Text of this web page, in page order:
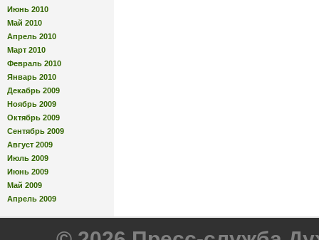
Июнь 2010
Май 2010
Апрель 2010
Март 2010
Февраль 2010
Январь 2010
Декабрь 2009
Ноябрь 2009
Октябрь 2009
Сентябрь 2009
Август 2009
Июль 2009
Июнь 2009
Май 2009
Апрель 2009